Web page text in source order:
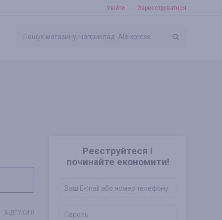
Увійти Зареєструватися
Реєструйтеся і
починайте економити!
ВІДГУКИ 0